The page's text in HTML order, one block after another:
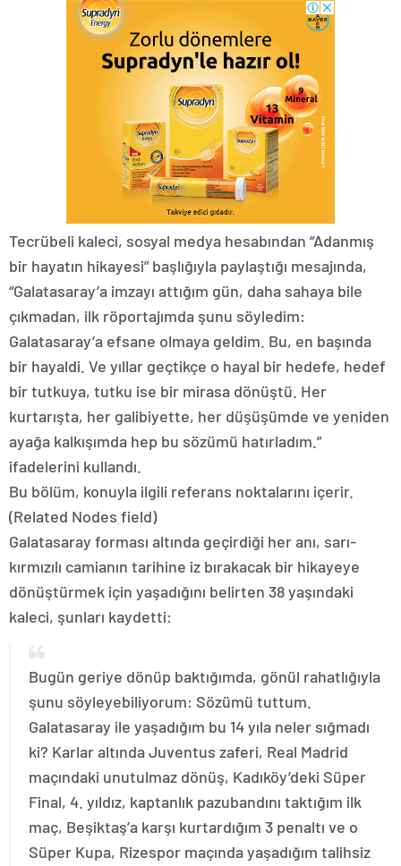
Tecrübeli kaleci, sosyal medya hesabından “Adanmış
bir hayatın hikayesi” başlığıyla paylaştığı mesajında,
“Galatasaray’a imzayı attığım gün, daha sahaya bile
çıkmadan, ilk röportajımda şunu söyledim:
Galatasaray’a efsane olmaya geldim. Bu, en başında
bir hayaldi. Ve yıllar geçtikçe o hayal bir hedefe, hedef
bir tutkuya, tutku ise bir mirasa dönüştü. Her
kurtarışta, her galibiyette, her düşüşümde ve yeniden
ayağa kalkışımda hep bu sözümü hatırladım.”
ifadelerini kullandı.
Bu bölüm, konuyla ilgili referans noktalarını içerir.
(Related Nodes field)
Galatasaray forması altında geçirdiği her anı, sarı-
kırmızılı camianın tarihine iz bırakacak bir hikayeye
dönüştürmek için yaşadığını belirten 38 yaşındaki
kaleci, şunları kaydetti:
Bugün geriye dönüp baktığımda, gönül rahatlığıyla
şunu söyleyebiliyorum: Sözümü tuttum.
Galatasaray ile yaşadığım bu 14 yıla neler sığmadı
ki? Karlar altında Juventus zaferi, Real Madrid
maçındaki unutulmaz dönüş, Kadıköy’deki Süper
Final, 4. yıldız, kaptanlık pazubandını taktığım ilk
maç, Beşiktaş’a karşı kurtardığım 3 penaltı ve o
Süper Kupa, Rizespor maçında yaşadığım talihsiz